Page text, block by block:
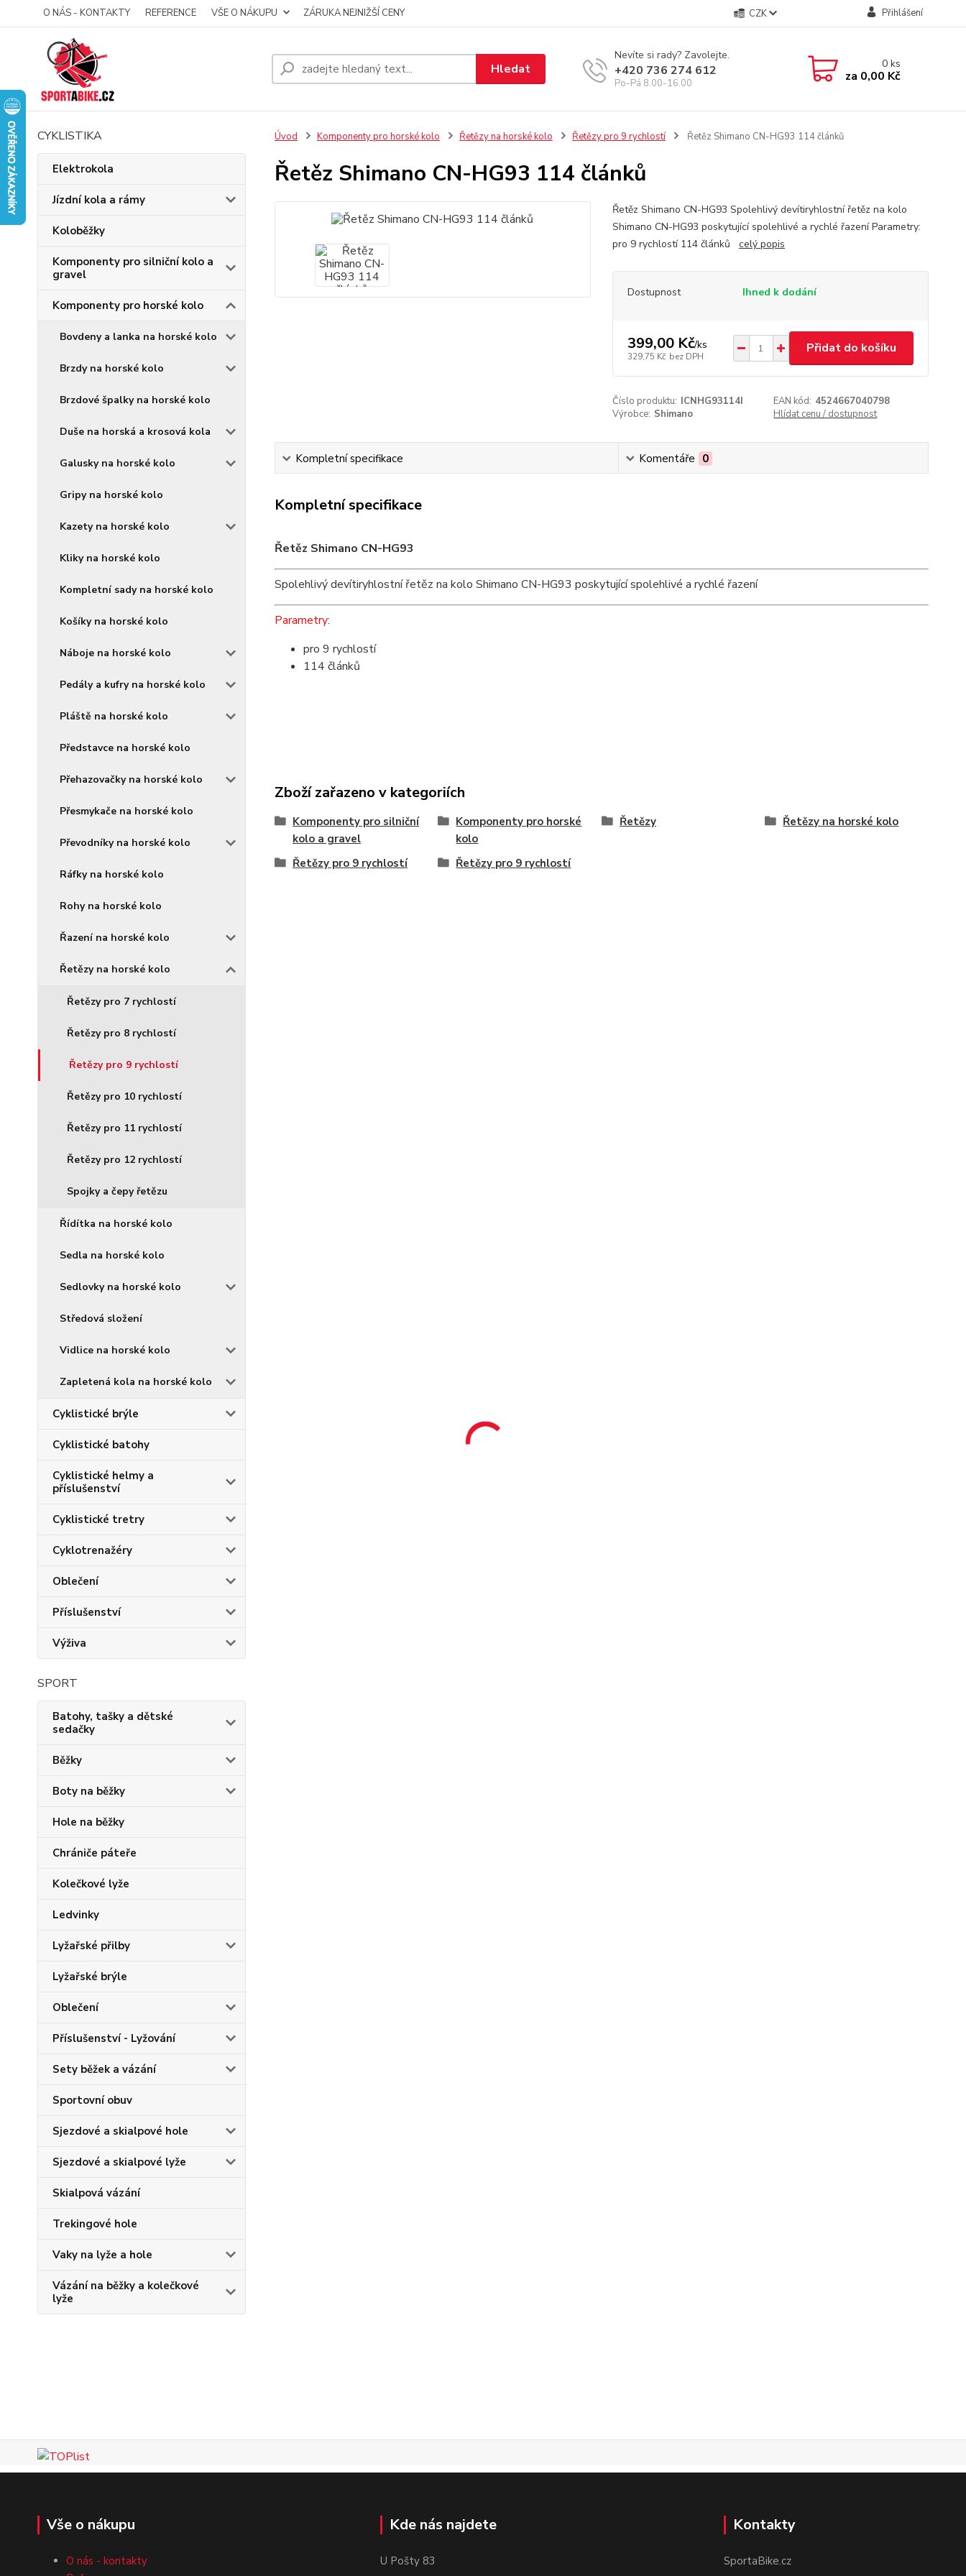
O NÁS - KONTAKTY REFERENCE VŠE O NÁKUPU ZÁRUKA NEJNIŽŠÍ CENY CZK Přihlášení
Hledat
Nevíte si rady? Zavolejte.
+420 736 274 612
Po-Pá 8.00-16.00
0ks
za 0,00 Kč
CYKLISTIKA
Elektrokola
Jízdní kola a rámy
Koloběžky
Komponenty pro silniční kolo a
gravel
Komponenty pro horské kolo
Bovdeny a lanka na horské kolo
Brzdy na horské kolo
Brzdové špalky na horské kolo
Duše na horská a krosová kola
Galusky na horské kolo
Gripy na horské kolo
Kazety na horské kolo
Kliky na horské kolo
Kompletní sady na horské kolo
Košíky na horské kolo
Náboje na horské kolo
Pedály a kufry na horské kolo
Pláště na horské kolo
Představce na horské kolo
Přehazovačky na horské kolo
Přesmykače na horské kolo
Převodníky na horské kolo
Ráfky na horské kolo
Rohy na horské kolo
Řazení na horské kolo
Řetězy na horské kolo
Řetězy pro 7 rychlostí
Řetězy pro 8 rychlostí
Řetězy pro 9 rychlostí
Řetězy pro 10 rychlostí
Řetězy pro 11 rychlostí
Řetězy pro 12 rychlostí
Spojky a čepy řetězu
Řídítka na horské kolo
Sedla na horské kolo
Sedlovky na horské kolo
Středová složení
Vidlice na horské kolo
Zapletená kola na horské kolo
Cyklistické brýle
Cyklistické batohy
Cyklistické helmy a
příslušenství
Cyklistické tretry
Cyklotrenažéry
Oblečení
Příslušenství
Výživa
SPORT
Batohy, tašky a dětské
sedačky
Běžky
Boty na běžky
Hole na běžky
Chrániče páteře
Kolečkové lyže
Ledvinky
Lyžařské přilby
Lyžařské brýle
Oblečení
Příslušenství - Lyžování
Sety běžek a vázání
Sportovní obuv
Sjezdové a skialpové hole
Sjezdové a skialpové lyže
Skialpová vázání
Trekingové hole
Vaky na lyže a hole
Vázání na běžky a kolečkové
lyže
Úvod Komponenty pro horské kolo Řetězy na horské kolo Řetězy pro 9 rychlostí Řetěz Shimano CN-HG93 114 článků
Řetěz Shimano CN-HG93 114 článků
Řetěz Shimano CN-HG93 Spolehlivý devítiryhlostní řetěz na kolo
Shimano CN-HG93 poskytující spolehlivé a rychlé řazení Parametry:
pro 9 rychlostí 114 článků celý popis
Dostupnost Ihned k dodání
399,00 Kč/ks
329,75 Kč bez DPH
Přidat do košíku
Číslo produktu: ICNHG93114I EAN kód: 4524667040798
Výrobce: Shimano Hlídat cenu / dostupnost
Kompletní specifikace Komentáře 0
Kompletní specifikace
Řetěz Shimano CN-HG93
Spolehlivý devítiryhlostní řetěz na kolo Shimano CN-HG93 poskytující spolehlivé a rychlé řazení
Parametry:
pro 9 rychlostí
114 článků
Zboží zařazeno v kategoriích
Komponenty pro silniční
kolo a gravel
Komponenty pro horské
kolo
Řetězy Řetězy na horské kolo
Řetězy pro 9 rychlostí Řetězy pro 9 rychlostí
Vše o nákupu
O nás - kontakty
Kde nás najdete
U Pošty 83
Kontakty
SportaBike.cz